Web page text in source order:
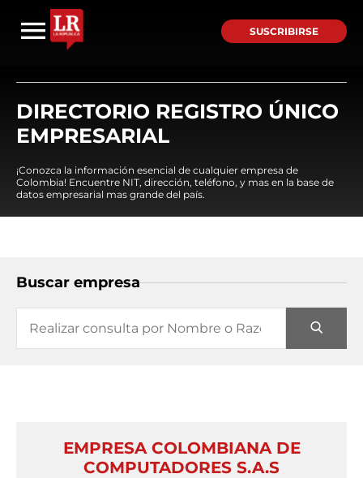
SUSCRIBIRSE
DIRECTORIO REGISTRO ÚNICO
EMPRESARIAL
¡Conozca la información esencial de cualquier empresa de
Colombia! Encuentre NIT, dirección, teléfono, y mas en la base de
datos empresarial mas grande del país.
Buscar empresa
EMPRESA COLOMBIANA DE
COMPUTADORES S.A.S